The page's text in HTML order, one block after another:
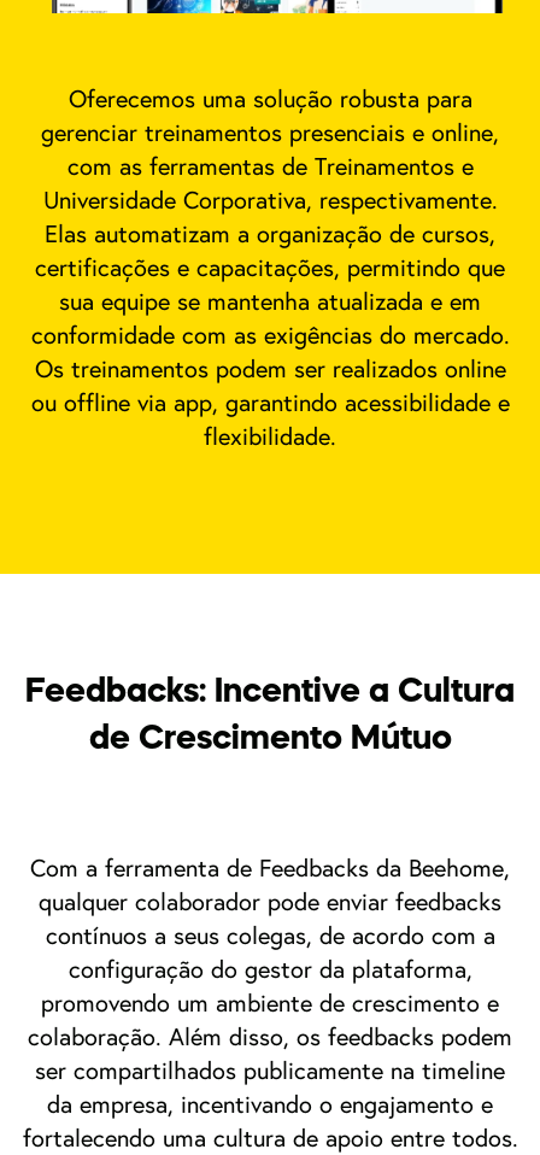
Oferecemos uma solução robusta para
gerenciar treinamentos presenciais e online,
com as ferramentas de Treinamentos e
Universidade Corporativa, respectivamente.
Elas automatizam a organização de cursos,
certificações e capacitações, permitindo que
sua equipe se mantenha atualizada e em
conformidade com as exigências do mercado.
Os treinamentos podem ser realizados online
ou offline via app, garantindo acessibilidade e
flexibilidade.
Feedbacks: Incentive a Cultura
de Crescimento Mútuo
Com a ferramenta de Feedbacks da Beehome,
qualquer colaborador pode enviar feedbacks
contínuos a seus colegas, de acordo com a
configuração do gestor da plataforma,
promovendo um ambiente de crescimento e
colaboração. Além disso, os feedbacks podem
ser compartilhados publicamente na timeline
da empresa, incentivando o engajamento e
fortalecendo uma cultura de apoio entre todos.